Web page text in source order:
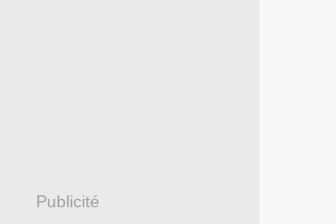
Publicité